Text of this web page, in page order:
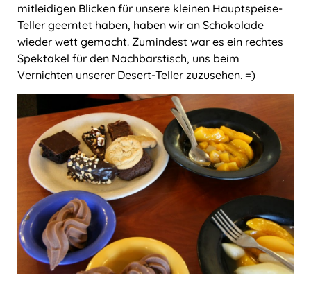
Ungarn
mitleidigen Blicken für unsere kleinen Hauptspeise-
Teller geerntet haben, haben wir an Schokolade
wieder wett gemacht. Zumindest war es ein rechtes
Spektakel für den Nachbarstisch, uns beim
Vernichten unserer Desert-Teller zuzusehen. =)